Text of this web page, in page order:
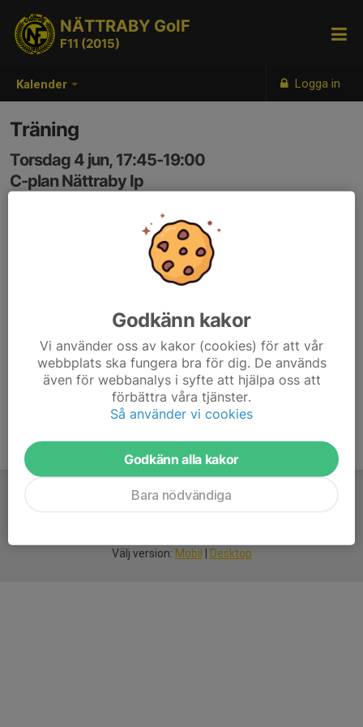
Kalender Logga in
NÄTTRABY GoIF
F11 (2015)
Träning
Torsdag 4 jun, 17:45-19:00
C-plan Nättraby Ip
Välj version: Mobil Desktop
Godkänn kakor
Vi använder oss av kakor (cookies) för att vår
webbplats ska fungera bra för dig. De används
även för webbanalys i syfte att hjälpa oss att
förbättra våra tjänster.
Så använder vi cookies
Godkänn alla kakor
Bara nödvändiga